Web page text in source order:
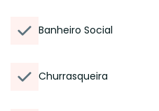
Banheiro Social
Churrasqueira